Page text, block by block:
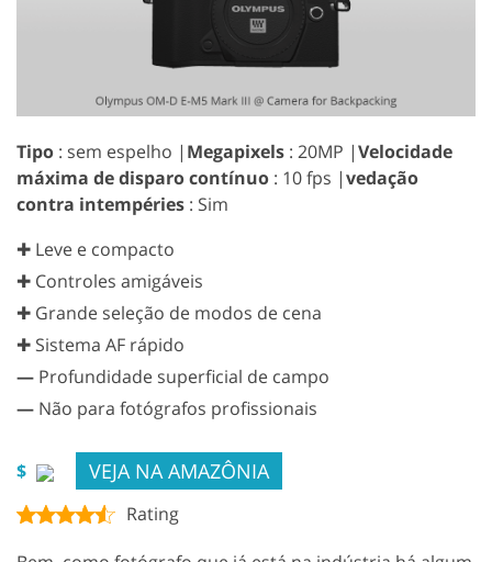
Tipo : sem espelho | Megapixels : 20MP |Velocidade
máxima de disparo contínuo : 10 fps |vedação
contra intempéries : Sim
✚ Leve e compacto
✚ Controles amigáveis
✚ Grande seleção de modos de cena
✚ Sistema AF rápido
— Profundidade superficial de campo
— Não para fotógrafos profissionais
$ VEJA NA AMAZÔNIA
Rating